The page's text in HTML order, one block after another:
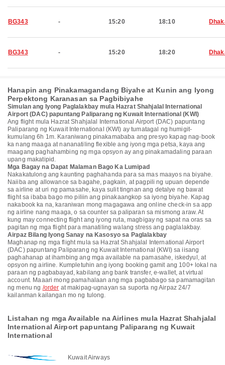
BG343 - 15:20 18:10
BG343 - 15:20 18:20
Hanapin ang Pinakamagandang Biyahe at Kunin ang Iyong
Perpektong Karanasan sa Pagbibiyahe
Simulan ang Iyong Paglalakbay mula Hazrat Shahjalal International
Airport (DAC) papuntang Paliparang ng Kuwait International (KWI)
Ang flight mula Hazrat Shahjalal International Airport (DAC) papuntang
Paliparang ng Kuwait International (KWI) ay tumatagal ng humigit-
kumulang 6h 1m. Karaniwang pinakamababa ang presyo kapag nag-book
ka nang maaga at nananatiling flexible ang iyong mga petsa, kaya ang
maagang paghahambing ng mga opsyon ay ang pinakamadaling paraan
upang makatipid.
Mga Bagay na Dapat Malaman Bago Ka Lumipad
Nakakatulong ang kaunting paghahanda para sa mas maayos na biyahe.
Naiiba ang allowance sa bagahe, pagkain, at pagpili ng upuan depende
sa airline at uri ng pamasahe, kaya sulit tingnan ang detalye ng bawat
flight sa ibaba bago mo piliin ang pinakaangkop sa iyong biyahe. Kapag
nakabook ka na, karaniwan mong magagawa ang online check-in sa app
ng airline nang maaga, o sa counter sa paliparan sa mismong araw. At
kung may connecting flight ang iyong ruta, magbigay ng sapat na oras sa
pagitan ng mga flight para manatiling walang stress ang paglalakbay.
Airpaz Bilang Iyong Sanay na Kasosyo sa Paglalakbay
Maghanap ng mga flight mula sa Hazrat Shahjalal International Airport
(DAC) papuntang Paliparang ng Kuwait International (KWI) sa iisang
paghahanap at ihambing ang mga available na pamasahe, iskedyul, at
opsyon ng airline. Kumpletuhin ang iyong booking gamit ang 100+ lokal na
paraan ng pagbabayad, kabilang ang bank transfer, e-wallet, at virtual
account. Maaari mong pamahalaan ang mga pagbabago sa pamamagitan
ng menu ng /order at makipag-ugnayan sa suporta ng Airpaz 24/7
kailanman kailangan mo ng tulong.
Listahan ng mga Available na Airlines mula Hazrat Shahjalal
International Airport papuntang Paliparang ng Kuwait
International
Kuwait Airways